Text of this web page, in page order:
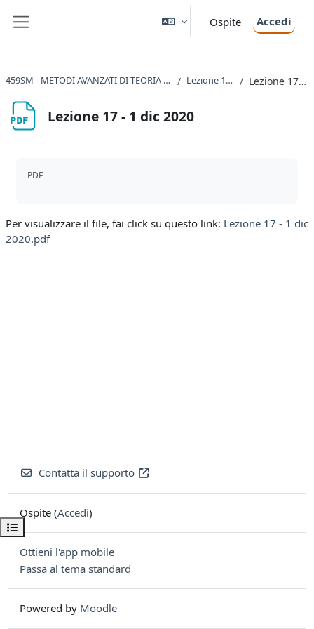
Ospite Accedi
Apri indice del corso
459SM - METODI AVANZATI DI TEORIA QUANTISTICA DEI CAMPI 2020 Lezione 17 - 01/12/20 Lezione 17 - 1 dic 2020
Lezione 17 - 1 dic 2020
PDF
Per visualizzare il file, fai click su questo link: Lezione 17 - 1 dic
2020.pdf
Contatta il supporto
Ospite (Accedi)
Ottieni l'app mobile
Passa al tema standard
Powered by Moodle